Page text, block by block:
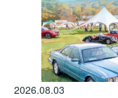
2026.08.03